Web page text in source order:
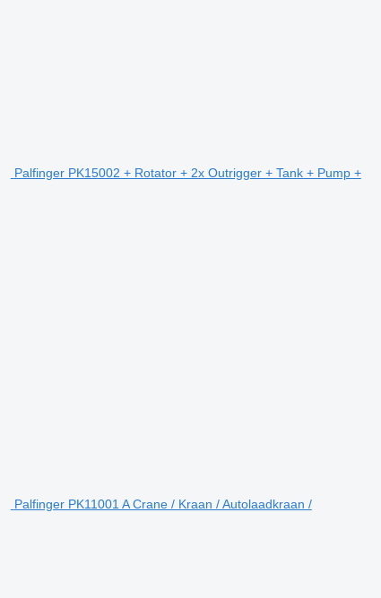
Palfinger PK15002 + Rotator + 2x Outrigger + Tank + Pump +
Palfinger PK11001 A Crane / Kraan / Autolaadkraan /